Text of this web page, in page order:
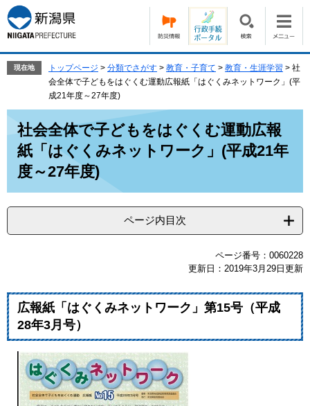
ー
ジ
の
す。
ニ
ュ
ー
し
現在地 トップページ > 分類でさがす > 教育・子育て > 教育・生涯学習 > 社
会全体で子どもをはぐくむ運動広報紙「はぐくみネットワーク」(平
成21年度～27年度)
社会全体で子どもをはぐくむ運動広報
紙「はぐくみネットワーク」(平成21年
度～27年度)
ページ内目次
ページ番号：0060228
更新日：2019年3月29日更新
広報紙「はぐくみネットワーク」第15号（平成
28年3月号）